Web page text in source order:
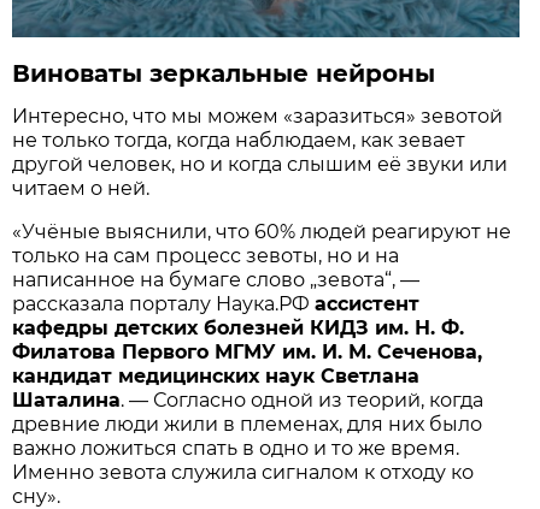
Виноваты зеркальные нейроны
Интересно, что мы можем «заразиться» зевотой
не только тогда, когда наблюдаем, как зевает
другой человек, но и когда слышим её звуки или
читаем о ней.
«Учёные выяснили, что 60% людей реагируют не
только на сам процесс зевоты, но и на
написанное на бумаге слово „зевота“, —
рассказала порталу Наука.РФассистент
кафедры детских болезней КИДЗ им. Н. Ф.
Филатова Первого МГМУ им. И. М. Сеченова,
кандидат медицинских наук Светлана
Шаталина. — Согласно одной из теорий, когда
древние люди жили в племенах, для них было
важно ложиться спать в одно и то же время.
Именно зевота служила сигналом к отходу ко
сну».